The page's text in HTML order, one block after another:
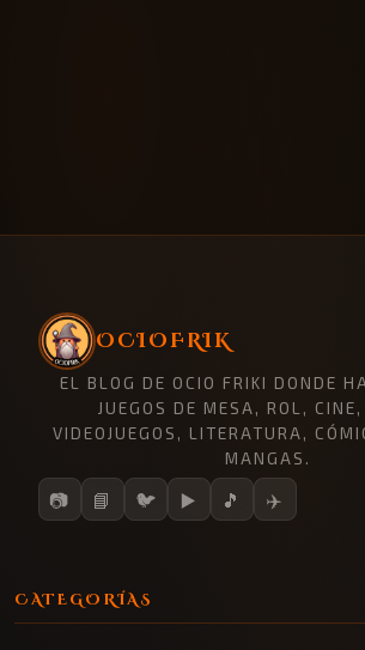
OCIOFRIK
EL BLOG DE OCIO FRIKI DONDE
JUEGOS DE MESA, ROL, CINE,
VIDEOJUEGOS, LITERATURA,
MANGAS.
📷 📘 🐦 ▶️ 🎵 ✈️
CATEGORÍAS